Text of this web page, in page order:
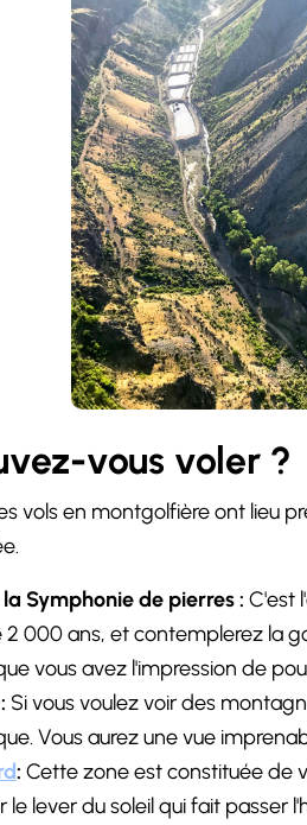
vous voler ?
vols en montgolfière ont lieu
Symphonie de pierres : C'est
2 000 ans, et contemplerez la
vous avez l'impression de
Si vous voulez voir des
Vous aurez une vue
: Cette zone est constituée de
le lever du soleil qui fait passer